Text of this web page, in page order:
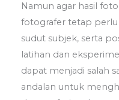
Namun agar hasil
fotografer tetap
sudut subjek, serta
latihan dan
dapat menjadi salah
andalan untuk